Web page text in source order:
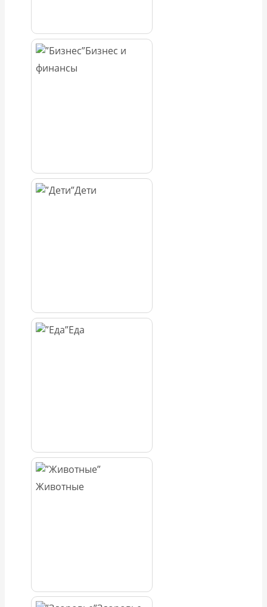
Бизнес и
финансы
Дети
Еда
Животные